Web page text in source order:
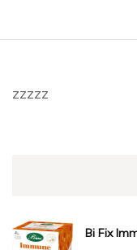
zzzzz
Bi Fix